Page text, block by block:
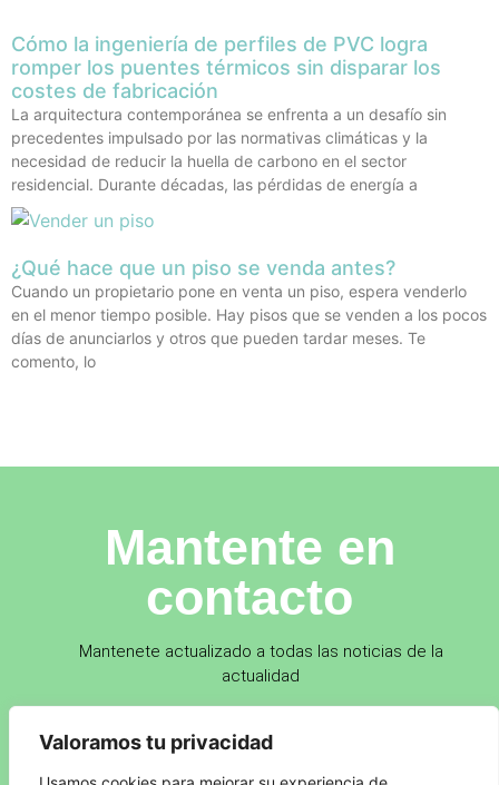
Valoramos tu privacidad
Cómo la ingeniería de perfiles de PVC logra
romper los puentes térmicos sin disparar los
costes de fabricación
La arquitectura contemporánea se enfrenta a un desafío sin
precedentes impulsado por las normativas climáticas y la
necesidad de reducir la huella de carbono en el sector
residencial. Durante décadas, las pérdidas de energía a
¿Qué hace que un piso se venda antes?
Cuando un propietario pone en venta un piso, espera venderlo
en el menor tiempo posible. Hay pisos que se venden a los pocos
días de anunciarlos y otros que pueden tardar meses. Te
comento, lo
Mantente en
contacto
Mantenete actualizado a todas las noticias de la
actualidad